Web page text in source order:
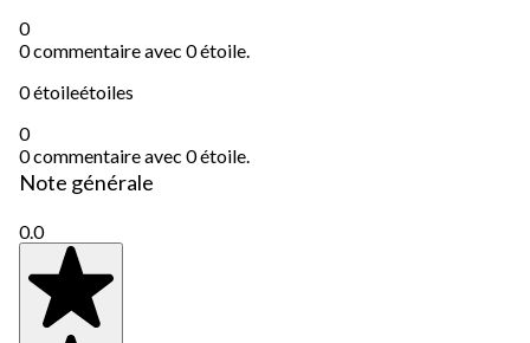
0
0 commentaire avec 0 étoile.
0 étoileétoiles
0
0 commentaire avec 0 étoile.
Note générale
0.0